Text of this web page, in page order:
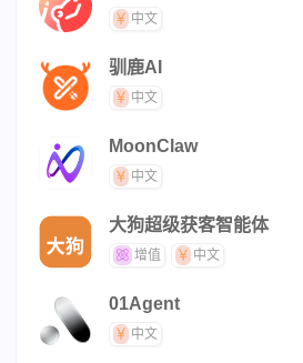
中文
驯鹿AI
中文
MoonClaw
中文
大狗超级获客智能体
增值 中文
01Agent
中文